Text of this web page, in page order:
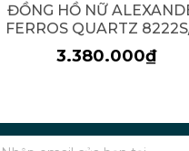
ĐỒNG HỒ NỮ
FERROS QUARTZ
3.380.000₫